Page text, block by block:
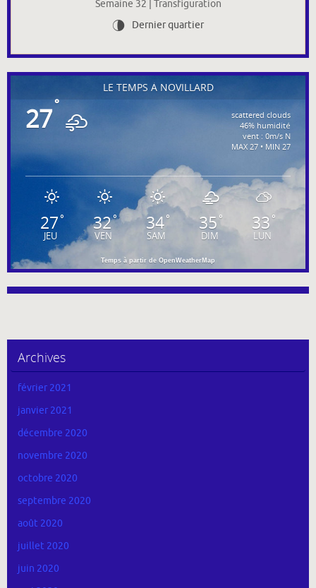
Semaine 32 | Transfiguration
U Dernier quartier
LE TEMPS À NOVILLARD
27°
scattered clouds
46% humidité
vent : 0m/s N
MAX 27 • MIN 27
27°
JEU
32°
VEN
34°
SAM
35 °
DIM
33 °
LUN
Temps à partir de OpenWeatherMap
Archives
février 2021
janvier 2021
décembre 2020
novembre 2020
octobre 2020
septembre 2020
août 2020
juillet 2020
juin 2020